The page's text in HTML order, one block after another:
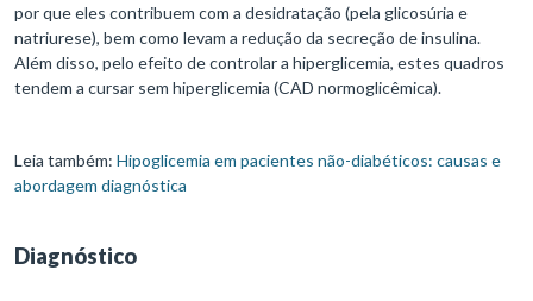
por que eles contribuem com a desidratação (pela glicosúria e
natriurese), bem como levam a redução da secreção de insulina.
Além disso, pelo efeito de controlar a hiperglicemia, estes quadros
tendem a cursar sem hiperglicemia (CAD normoglicêmica).
Leia também: Hipoglicemia em pacientes não-diabéticos: causas e
abordagem diagnóstica
Diagnóstico